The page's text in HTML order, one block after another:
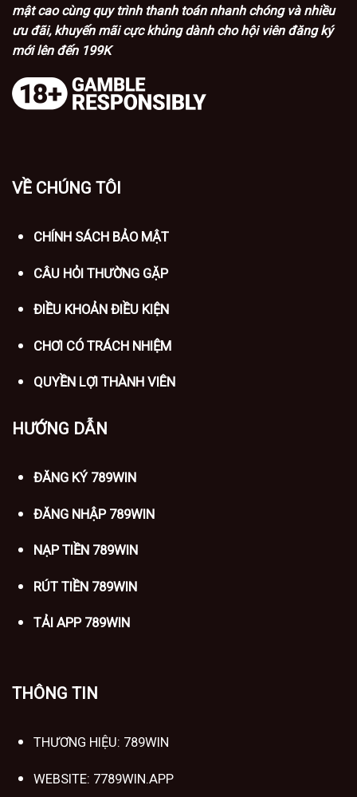
mật cao cùng quy trình thanh toán nhanh chóng và nhiều
ưu đãi, khuyến mãi cực khủng dành cho hội viên đăng ký
mới lên đến 199K
VỀ CHÚNG TÔI
CHÍNH SÁCH BẢO MẬT
CÂU HỎI THƯỜNG GẶP
ĐIỀU KHOẢN ĐIỀU KIỆN
CHƠI CÓ TRÁCH NHIỆM
QUYỀN LỢI THÀNH VIÊN
HƯỚNG DẪN
ĐĂNG KÝ 789WIN
ĐĂNG NHẬP 789WIN
NẠP TIỀN 789WIN
RÚT TIỀN 789WIN
TẢI APP 789WIN
THÔNG TIN
THƯƠNG HIỆU: 789WIN
WEBSITE: 7789WIN.APP